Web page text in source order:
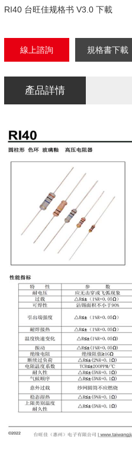
RI40 台旺佳规格书 V3.0 下載
線上諮詢 規格書下載
產品詳情